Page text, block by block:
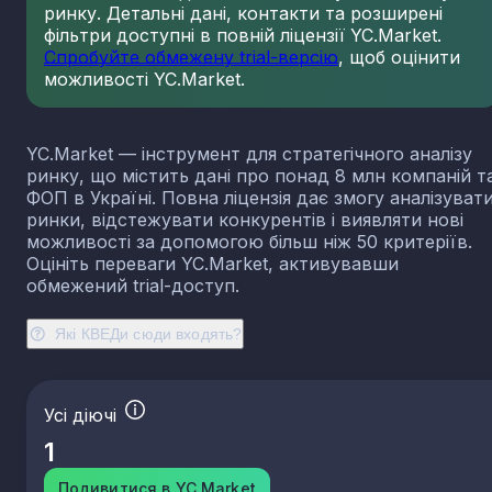
Які КВЕДи сюди входять?
ринку. Детальні дані, контакти та розширені
фільтри доступні в повній ліцензії YC.Market.
Спробуйте обмежену trial-версію, щоб оцінити
можливості YC.Market.
YC.Market — інструмент для стратегічного аналізу
ринку, що містить дані про понад 8 млн компаній
ФОП в Україні. Повна ліцензія дає змогу
ринки, відстежувати конкурентів і виявляти нові
можливості за допомогою більш ніж 50 критеріїв.
Оцініть переваги YC.Market, активувавши
обмежений trial-доступ.
Усі діючі
1
Подивитися в YC.Market
23.13 Виробництво порожнистого скла
23.14 Виробництво скловолокна
23.19 Виробництво й оброблення інших скляних
23.31 Виробництво керамічних плиток і плит
23.32 Виробництво цегли, черепиці та інших
виробів із випаленої глини
23.41
Виробництво господарських і декоративних
керамічних виробів
23.42
Виробництво керамічних санітарно-технічних
23.43 Виробництво керамічних електроізоляторів та
ізоляційної арматури
призначення
23.49 Виробництво інших керамічних виробів
23.52 Виробництво вапна та гіпсових сумішей